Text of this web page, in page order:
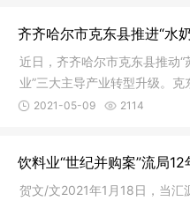
齐齐哈尔市克东县推进“水
近日，齐齐哈尔市克东县推动
业”三大主导产业转型升级。
新研发豆制品提产量等措施引
2021-05-09 2114
饮料业“世纪并购案”流局
贺文/文2021年1月18日，当汇